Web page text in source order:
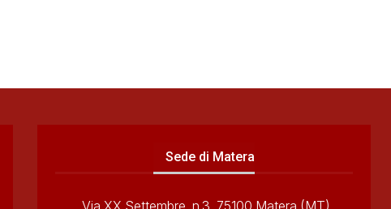
Sede di Matera